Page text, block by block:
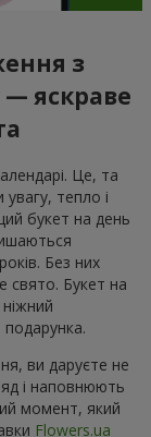
з
— яскраве
Це, та
тепло і
букет на день
Без них
свято. Букет на
ви даруєте не
і наповнюють
момент, який
Flowers.ua